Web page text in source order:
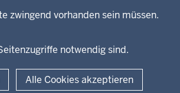
zwingend vorhanden sein müssen.
notwendig sind.
Alle Cookies akzeptieren